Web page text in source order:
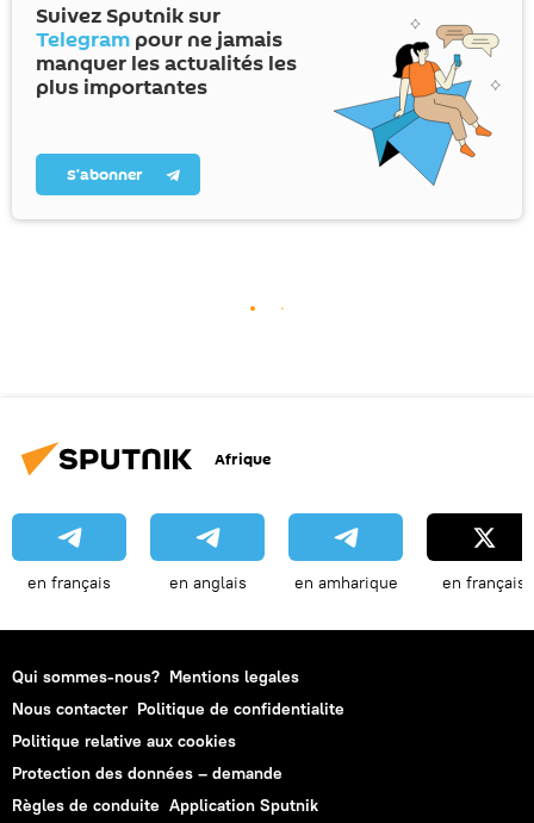
Suivez Sputnik sur
Telegram pour ne jamais
manquer les actualités les
plus importantes
S’abonner
Afrique
en français en anglais en amharique en français
Qui sommes-nous? Mentions legales
Nous contacter Politique de confidentialite
Politique relative aux cookies
Protection des données – demande
Règles de conduite Application Sputnik